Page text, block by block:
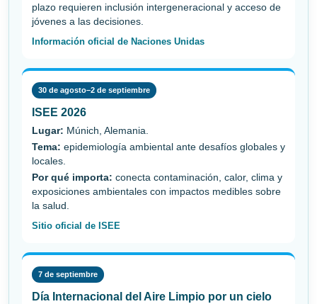
plazo requieren inclusión intergeneracional y acceso de
jóvenes a las decisiones.
Información oficial de Naciones Unidas
30 de agosto–2 de septiembre
ISEE 2026
Lugar: Múnich, Alemania.
Tema: epidemiología ambiental ante desafíos globales y
locales.
Por qué importa: conecta contaminación, calor, clima y
exposiciones ambientales con impactos medibles sobre
la salud.
Sitio oficial de ISEE
7 de septiembre
Día Internacional del Aire Limpio por un cielo